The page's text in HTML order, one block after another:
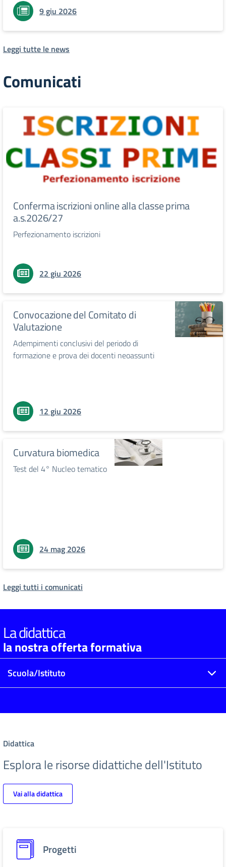
9 giu 2026
Leggi tutte le news
Comunicati
Conferma iscrizioni online alla classe prima
a.s.2026/27
Perfezionamento iscrizioni
22 giu 2026
Convocazione del Comitato di
Valutazione
Adempimenti conclusivi del periodo di
formazione e prova dei docenti neoassunti
12 giu 2026
Curvatura biomedica
Test del 4° Nucleo tematico
24 mag 2026
Leggi tutti i comunicati
La didattica
la nostra offerta formativa
Scuola/Istituto
Didattica
Esplora le risorse didattiche dell'Istituto
Vai alla didattica
Progetti